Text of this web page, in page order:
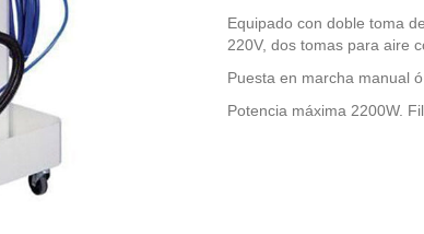
Equipado con doble toma
220V, dos tomas para aire
Puesta en marcha manual
Potencia máxima 2200W.